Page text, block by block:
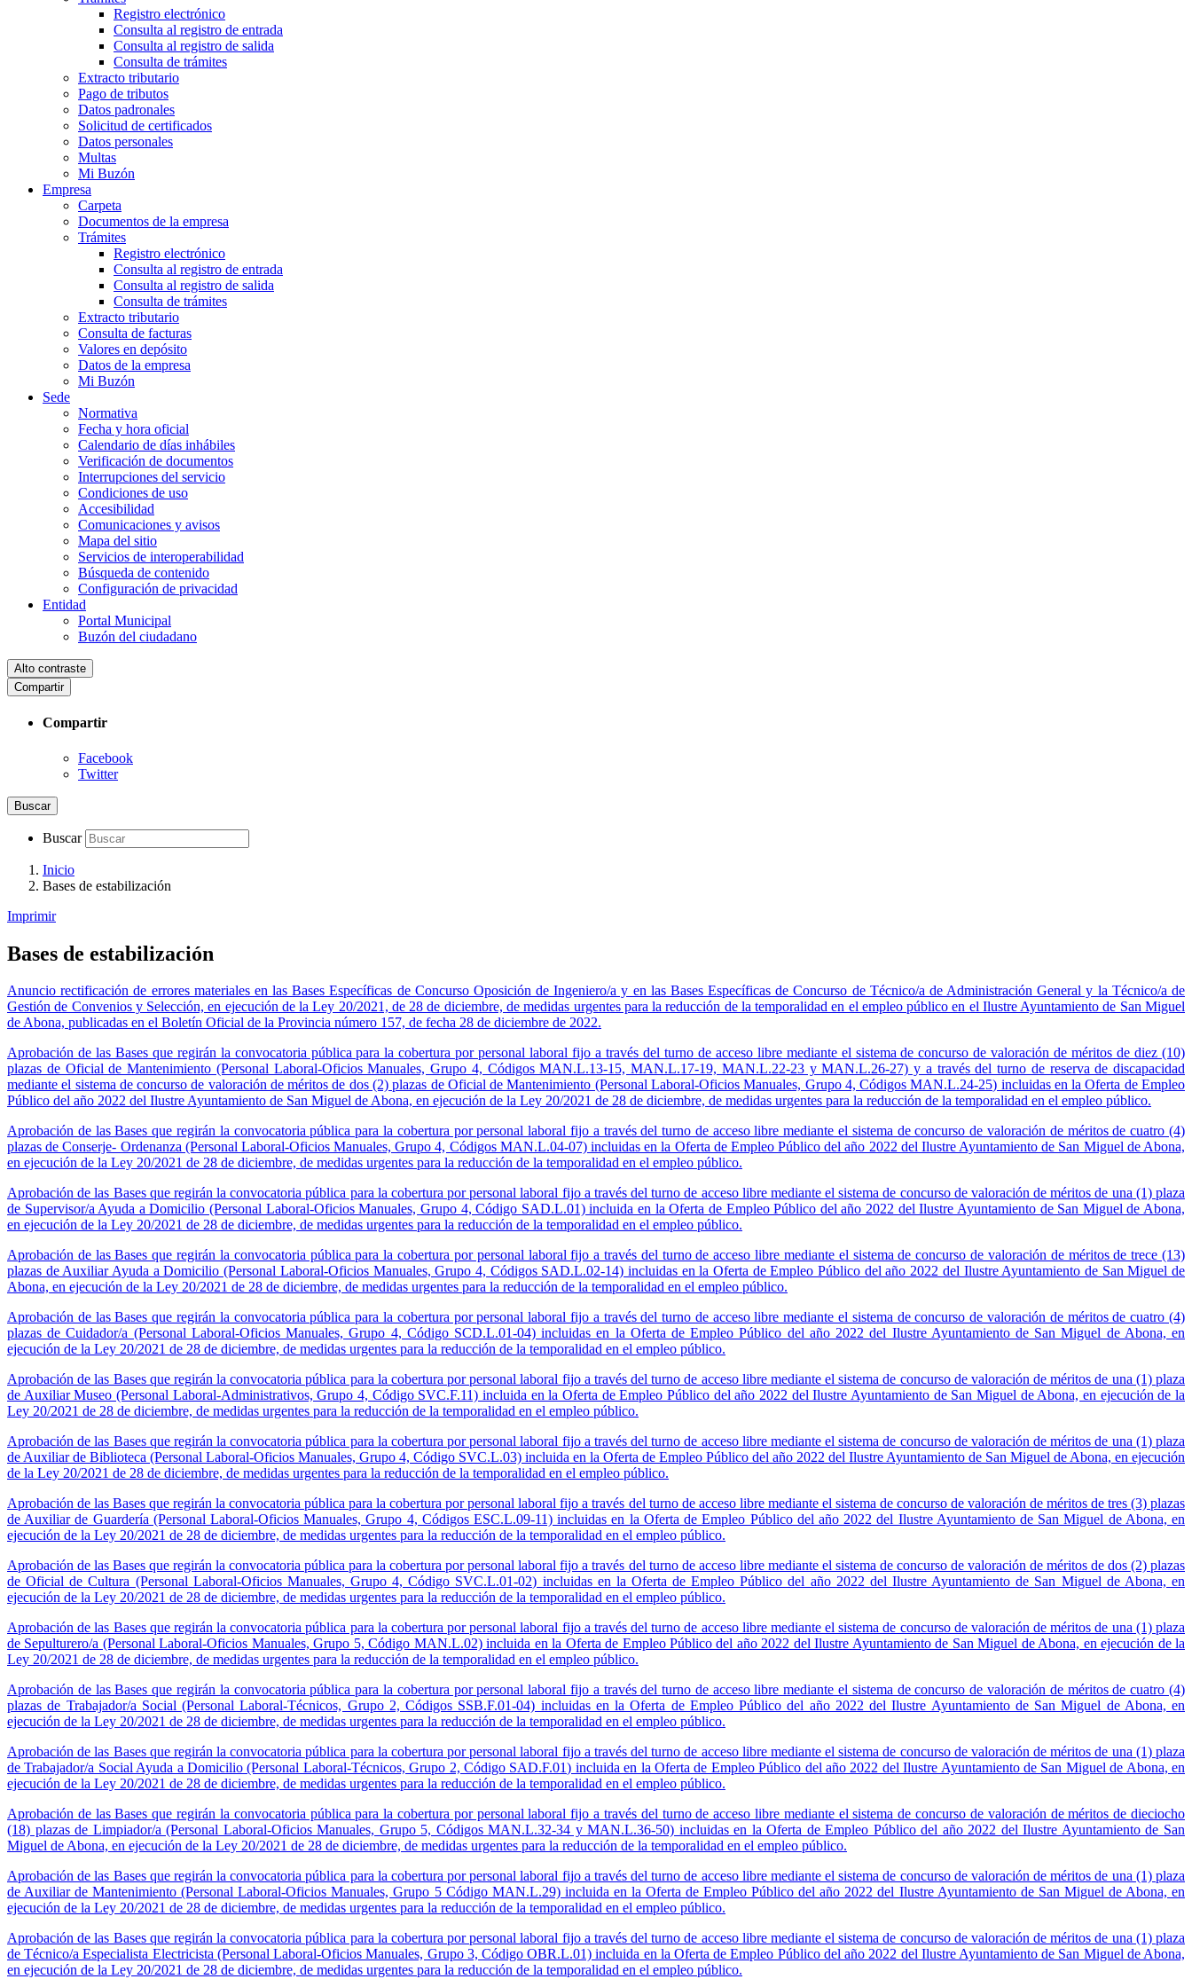
Registro electrónico
Consulta al registro de entrada
Consulta al registro de salida
Consulta de trámites
Extracto tributario
Pago de tributos
Datos padronales
Solicitud de certificados
Datos personales
Multas
Mi Buzón
Empresa
Carpeta
Documentos de la empresa
Trámites
Registro electrónico
Consulta al registro de entrada
Consulta al registro de salida
Consulta de trámites
Extracto tributario
Consulta de facturas
Valores en depósito
Datos de la empresa
Mi Buzón
Sede
Normativa
Fecha y hora oficial
Calendario de días inhábiles
Verificación de documentos
Interrupciones del servicio
Condiciones de uso
Accesibilidad
Comunicaciones y avisos
Mapa del sitio
Servicios de interoperabilidad
Búsqueda de contenido
Configuración de privacidad
Entidad
Portal Municipal
Buzón del ciudadano
Alto contraste
Compartir
Compartir
Facebook
Twitter
Buscar
Buscar
Inicio
Bases de estabilización
Imprimir
Bases de estabilización
Anuncio rectificación de errores materiales en las Bases Específicas de Concurso Oposición de Ingeniero/a y en las Bases Específicas de Concurso de Técnico/a de Administración General y la Técnico/a de
Gestión de Convenios y Selección, en ejecución de la Ley 20/2021, de 28 de diciembre, de medidas urgentes para la reducción de la temporalidad en el empleo público en el Ilustre Ayuntamiento de San Miguel
de Abona, publicadas en el Boletín Oficial de la Provincia número 157, de fecha 28 de diciembre de 2022.
Aprobación de las Bases que regirán la convocatoria pública para la cobertura por personal laboral fijo a través del turno de acceso libre mediante el sistema de concurso de valoración de méritos de diez (10)
plazas de Oficial de Mantenimiento (Personal Laboral-Oficios Manuales, Grupo 4, Códigos MAN.L.13-15, MAN.L.17-19, MAN.L.22-23 y MAN.L.26-27) y a través del turno de reserva de discapacidad
mediante el sistema de concurso de valoración de méritos de dos (2) plazas de Oficial de Mantenimiento (Personal Laboral-Oficios Manuales, Grupo 4, Códigos MAN.L.24-25) incluidas en la Oferta de Empleo
Público del año 2022 del Ilustre Ayuntamiento de San Miguel de Abona, en ejecución de la Ley 20/2021 de 28 de diciembre, de medidas urgentes para la reducción de la temporalidad en el empleo público.
Aprobación de las Bases que regirán la convocatoria pública para la cobertura por personal laboral fijo a través del turno de acceso libre mediante el sistema de concurso de valoración de méritos de cuatro (4)
plazas de Conserje- Ordenanza (Personal Laboral-Oficios Manuales, Grupo 4, Códigos MAN.L.04-07) incluidas en la Oferta de Empleo Público del año 2022 del Ilustre Ayuntamiento de San Miguel de Abona,
en ejecución de la Ley 20/2021 de 28 de diciembre, de medidas urgentes para la reducción de la temporalidad en el empleo público.
Aprobación de las Bases que regirán la convocatoria pública para la cobertura por personal laboral fijo a través del turno de acceso libre mediante el sistema de concurso de valoración de méritos de una (1) plaza
de Supervisor/a Ayuda a Domicilio (Personal Laboral-Oficios Manuales, Grupo 4, Código SAD.L.01) incluida en la Oferta de Empleo Público del año 2022 del Ilustre Ayuntamiento de San Miguel de Abona,
en ejecución de la Ley 20/2021 de 28 de diciembre, de medidas urgentes para la reducción de la temporalidad en el empleo público.
Aprobación de las Bases que regirán la convocatoria pública para la cobertura por personal laboral fijo a través del turno de acceso libre mediante el sistema de concurso de valoración de méritos de trece (13)
plazas de Auxiliar Ayuda a Domicilio (Personal Laboral-Oficios Manuales, Grupo 4, Códigos SAD.L.02-14) incluidas en la Oferta de Empleo Público del año 2022 del Ilustre Ayuntamiento de San Miguel de
Abona, en ejecución de la Ley 20/2021 de 28 de diciembre, de medidas urgentes para la reducción de la temporalidad en el empleo público.
Aprobación de las Bases que regirán la convocatoria pública para la cobertura por personal laboral fijo a través del turno de acceso libre mediante el sistema de concurso de valoración de méritos de cuatro (4)
plazas de Cuidador/a (Personal Laboral-Oficios Manuales, Grupo 4, Código SCD.L.01-04) incluidas en la Oferta de Empleo Público del año 2022 del Ilustre Ayuntamiento de San Miguel de Abona, en
ejecución de la Ley 20/2021 de 28 de diciembre, de medidas urgentes para la reducción de la temporalidad en el empleo público.
Aprobación de las Bases que regirán la convocatoria pública para la cobertura por personal laboral fijo a través del turno de acceso libre mediante el sistema de concurso de valoración de méritos de una (1) plaza
de Auxiliar Museo (Personal Laboral-Administrativos, Grupo 4, Código SVC.F.11) incluida en la Oferta de Empleo Público del año 2022 del Ilustre Ayuntamiento de San Miguel de Abona, en ejecución de la
Ley 20/2021 de 28 de diciembre, de medidas urgentes para la reducción de la temporalidad en el empleo público.
Aprobación de las Bases que regirán la convocatoria pública para la cobertura por personal laboral fijo a través del turno de acceso libre mediante el sistema de concurso de valoración de méritos de una (1) plaza
de Auxiliar de Biblioteca (Personal Laboral-Oficios Manuales, Grupo 4, Código SVC.L.03) incluida en la Oferta de Empleo Público del año 2022 del Ilustre Ayuntamiento de San Miguel de Abona, en ejecución
de la Ley 20/2021 de 28 de diciembre, de medidas urgentes para la reducción de la temporalidad en el empleo público.
Aprobación de las Bases que regirán la convocatoria pública para la cobertura por personal laboral fijo a través del turno de acceso libre mediante el sistema de concurso de valoración de méritos de tres (3) plazas
de Auxiliar de Guardería (Personal Laboral-Oficios Manuales, Grupo 4, Códigos ESC.L.09-11) incluidas en la Oferta de Empleo Público del año 2022 del Ilustre Ayuntamiento de San Miguel de Abona, en
ejecución de la Ley 20/2021 de 28 de diciembre, de medidas urgentes para la reducción de la temporalidad en el empleo público.
Aprobación de las Bases que regirán la convocatoria pública para la cobertura por personal laboral fijo a través del turno de acceso libre mediante el sistema de concurso de valoración de méritos de dos (2) plazas
de Oficial de Cultura (Personal Laboral-Oficios Manuales, Grupo 4, Código SVC.L.01-02) incluidas en la Oferta de Empleo Público del año 2022 del Ilustre Ayuntamiento de San Miguel de Abona, en
ejecución de la Ley 20/2021 de 28 de diciembre, de medidas urgentes para la reducción de la temporalidad en el empleo público.
Aprobación de las Bases que regirán la convocatoria pública para la cobertura por personal laboral fijo a través del turno de acceso libre mediante el sistema de concurso de valoración de méritos de una (1) plaza
de Sepulturero/a (Personal Laboral-Oficios Manuales, Grupo 5, Código MAN.L.02) incluida en la Oferta de Empleo Público del año 2022 del Ilustre Ayuntamiento de San Miguel de Abona, en ejecución de la
Ley 20/2021 de 28 de diciembre, de medidas urgentes para la reducción de la temporalidad en el empleo público.
Aprobación de las Bases que regirán la convocatoria pública para la cobertura por personal laboral fijo a través del turno de acceso libre mediante el sistema de concurso de valoración de méritos de cuatro (4)
plazas de Trabajador/a Social (Personal Laboral-Técnicos, Grupo 2, Códigos SSB.F.01-04) incluidas en la Oferta de Empleo Público del año 2022 del Ilustre Ayuntamiento de San Miguel de Abona, en
ejecución de la Ley 20/2021 de 28 de diciembre, de medidas urgentes para la reducción de la temporalidad en el empleo público.
Aprobación de las Bases que regirán la convocatoria pública para la cobertura por personal laboral fijo a través del turno de acceso libre mediante el sistema de concurso de valoración de méritos de una (1) plaza
de Trabajador/a Social Ayuda a Domicilio (Personal Laboral-Técnicos, Grupo 2, Código SAD.F.01) incluida en la Oferta de Empleo Público del año 2022 del Ilustre Ayuntamiento de San Miguel de Abona, en
ejecución de la Ley 20/2021 de 28 de diciembre, de medidas urgentes para la reducción de la temporalidad en el empleo público.
Aprobación de las Bases que regirán la convocatoria pública para la cobertura por personal laboral fijo a través del turno de acceso libre mediante el sistema de concurso de valoración de méritos de dieciocho
(18) plazas de Limpiador/a (Personal Laboral-Oficios Manuales, Grupo 5, Códigos MAN.L.32-34 y MAN.L.36-50) incluidas en la Oferta de Empleo Público del año 2022 del Ilustre Ayuntamiento de San
Miguel de Abona, en ejecución de la Ley 20/2021 de 28 de diciembre, de medidas urgentes para la reducción de la temporalidad en el empleo público.
Aprobación de las Bases que regirán la convocatoria pública para la cobertura por personal laboral fijo a través del turno de acceso libre mediante el sistema de concurso de valoración de méritos de una (1) plaza
de Auxiliar de Mantenimiento (Personal Laboral-Oficios Manuales, Grupo 5 Código MAN.L.29) incluida en la Oferta de Empleo Público del año 2022 del Ilustre Ayuntamiento de San Miguel de Abona, en
ejecución de la Ley 20/2021 de 28 de diciembre, de medidas urgentes para la reducción de la temporalidad en el empleo público.
Aprobación de las Bases que regirán la convocatoria pública para la cobertura por personal laboral fijo a través del turno de acceso libre mediante el sistema de concurso de valoración de méritos de una (1) plaza
de Técnico/a Especialista Electricista (Personal Laboral-Oficios Manuales, Grupo 3, Código OBR.L.01) incluida en la Oferta de Empleo Público del año 2022 del Ilustre Ayuntamiento de San Miguel de Abona,
en ejecución de la Ley 20/2021 de 28 de diciembre, de medidas urgentes para la reducción de la temporalidad en el empleo público.